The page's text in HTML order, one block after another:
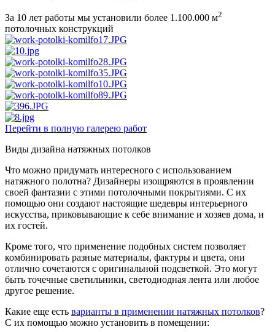
За 10 лет работы мы установили более 1.100.000 м2
потолочных конструкций
Перейти в полную галерею работ
Виды дизайна натяжных потолков
Что можно придумать интересного с использованием
натяжного полотна? Дизайнеры изощряются в проявлении
своей фантазии с этими потолочными покрытиями. С их
помощью они создают настоящие шедевры интерьерного
искусства, приковывающие к себе внимание и хозяев дома, и
их гостей.
Кроме того, что применение подобных систем позволяет
комбинировать разные материалы, фактуры и цвета, они
отлично сочетаются с оригинальной подсветкой. Это могут
быть точечные светильники, светодиодная лента или любое
другое решение.
Какие еще есть варианты в применении натяжных потолков?
С их помощью можно установить в помещении: